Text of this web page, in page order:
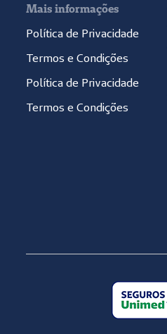
Mais informações
Política de Privacidade
Termos e Condições
Política de Privacidade
Termos e Condições